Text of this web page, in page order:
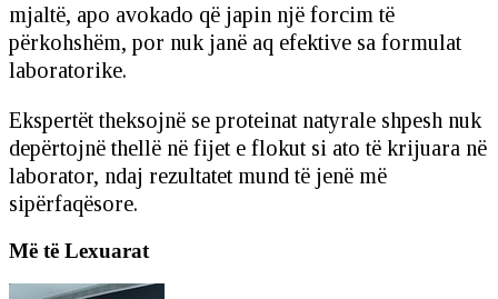
mjaltë, apo avokado që japin një forcim të
përkohshëm, por nuk janë aq efektive sa formulat
laboratorike.
Ekspertët theksojnë se proteinat natyrale shpesh nuk
depërtojnë thellë në fijet e flokut si ato të krijuara në
laborator, ndaj rezultatet mund të jenë më
sipërfaqësore.
Më të Lexuarat